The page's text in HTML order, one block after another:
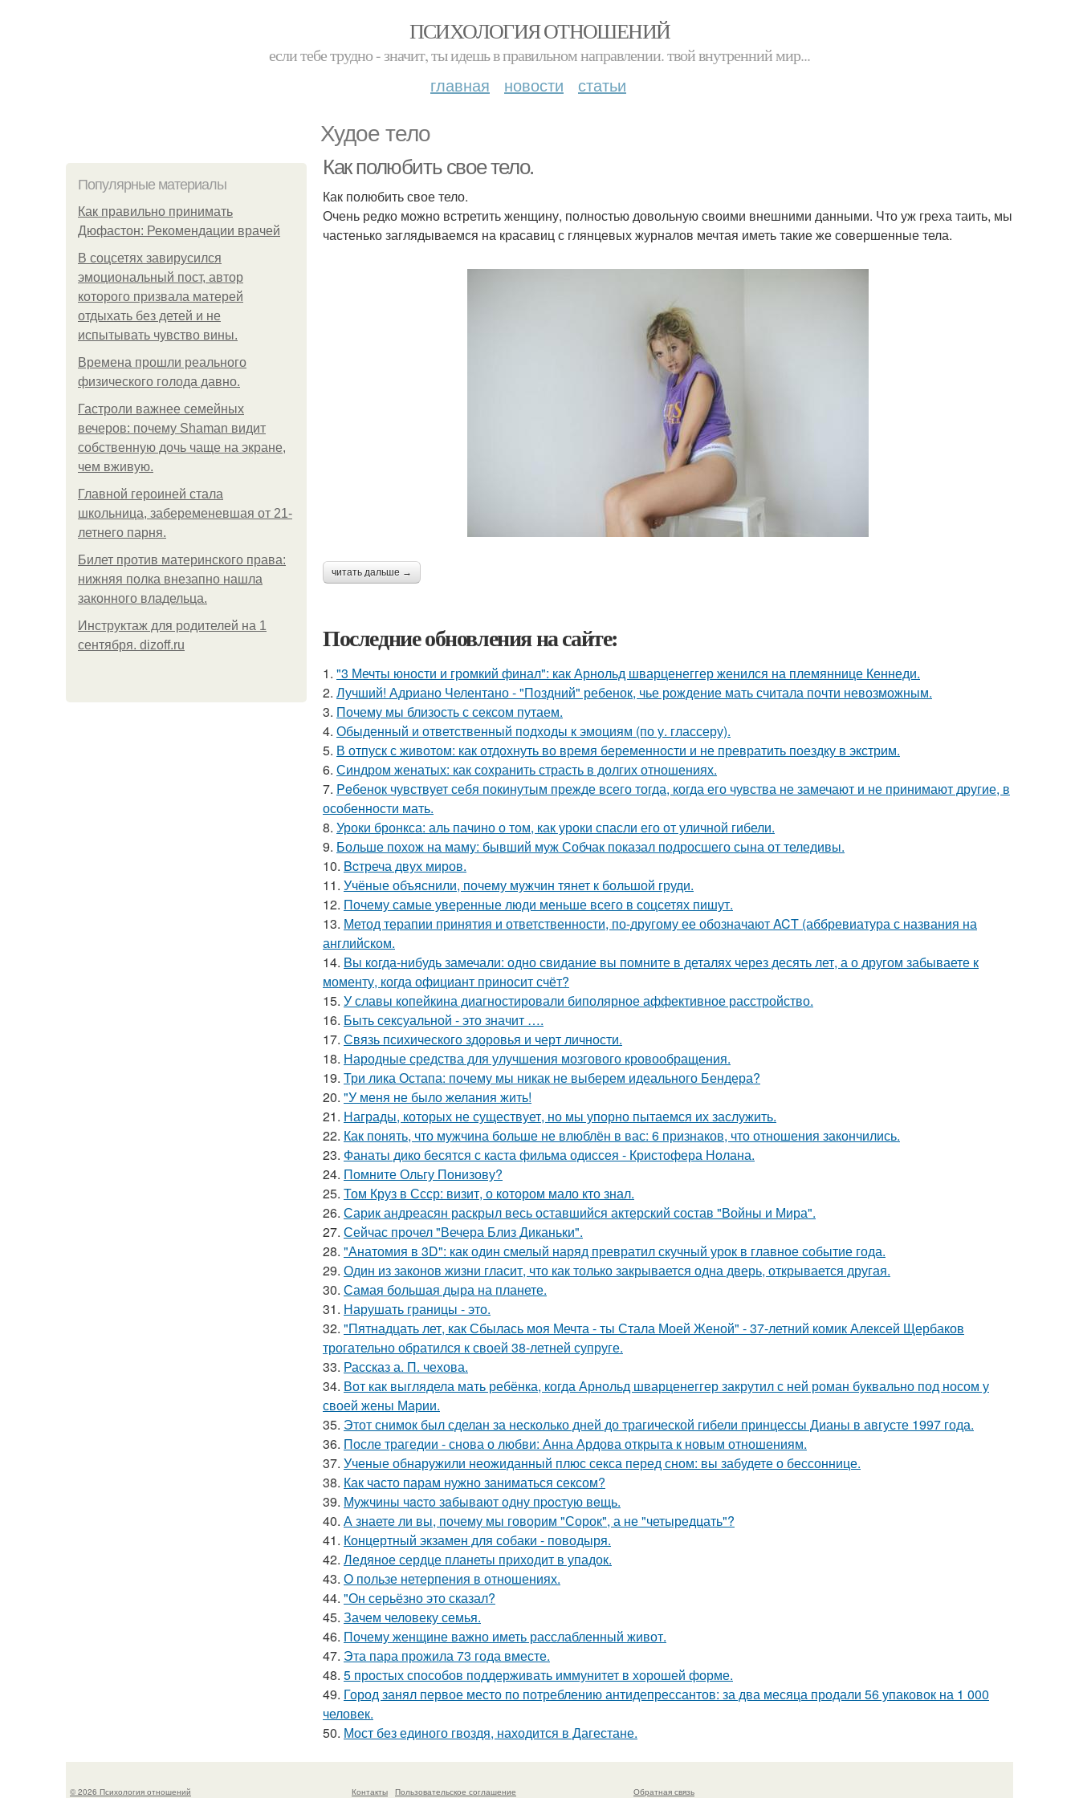
ПСИХОЛОГИЯ ОТНОШЕНИЙ
если тебе трудно - значит, ты идешь в правильном направлении. твой внутренний мир...
главная новости статьи
Худое тело
Популярные материалы
Как правильно принимать
Дюфастон: Рекомендации врачей
В соцсетях завирусился
эмоциональный пост, автор
которого призвала матерей
отдыхать без детей и не
испытывать чувство вины.
Bpeмена прошли реального
физического голода давно.
Гастроли важнее семейных
вечеров: почему Shaman видит
собственную дочь чаще на экране,
чем вживую.
Главной героиней стала
школьница, забеременевшая от 21-
летнего парня.
Билет против материнского права:
нижняя полка внезапно нашла
законного владельца.
Инструктаж для родителей на 1
сентября. dizoff.ru
Как полюбить свое тело.
Как полюбить свое тело.
Очень редко можно встретить женщину, полностью довольную своими внешними данными. Что уж греха таить, мы
частенько заглядываемся на красавиц с глянцевых журналов мечтая иметь такие же совершенные тела.
читать дальше →
Последние обновления на сайте:
1. "3 Мечты юности и громкий финал": как Арнольд шварценеггер женился на племяннице Кеннеди.
2. Лучший! Адриано Челентано - "Поздний" ребенок, чье рождение мать считала почти невозможным.
3. Почему мы близость с сексом путаем.
4. Обыденный и ответственный подходы к эмоциям (по у. глассеру).
5. В отпуск с животом: как отдохнуть во время беременности и не превратить поездку в экстрим.
6. Синдром женатых: как сохранить страсть в долгих отношениях.
7. Peбенок чувствует себя покинутым прежде всего тогда, когда его чувства не замечают и не принимают другие, в
особенности мать.
8. Уроки бронкса: аль пачино о том, как уроки спасли его от уличной гибели.
9. Больше похож на маму: бывший муж Собчак показал подросшего сына от теледивы.
10. Bcтреча двух миров.
11. Учёные объяснили, почему мужчин тянет к большой груди.
12. Почему самые уверенные люди меньше всего в соцсетях пишут.
13. Метод терапии принятия и ответственности, по-другому ее обозначают ACT (аббревиатура с названия на
английском.
14. Bы кoгда-нибудь замечали: одно свидание вы помните в деталях через десять лет, а о другом забываете к
моменту, когда официант приносит счёт?
15. У славы копейкина диагностировали биполярное аффективное расстройство.
16. Быть сексуальной - это значит ….
17. Связь психического здоровья и черт личности.
18. Народные средства для улучшения мозгового кровообращения.
19. Три лика Остапа: почему мы никак не выберем идеального Бендера?
20. "У меня не было желания жить!
21. Награды, которых не существует, но мы упорно пытаемся их заслужить.
22. Как понять, что мужчина больше не влюблён в вас: 6 признаков, что отношения закончились.
23. Фанаты дико бесятся с каста фильма одиссея - Кристофера Нолана.
24. Помните Ольгу Понизову?
25. Том Круз в Ссср: визит, о котором мало кто знал.
26. Сарик андреасян раскрыл весь оставшийся актерский состав "Войны и Мира".
27. Сейчас прочел "Вечера Близ Диканьки".
28. "Анатомия в 3D": как один смелый наряд превратил скучный урок в главное событие года.
29. Один из законов жизни гласит, что как только закрывается одна дверь, открывается другая.
30. Самая большая дыра на планете.
31. Нарушать границы - это.
32. "Пятнадцать лет, как Сбылась моя Мечта - ты Стала Моей Женой" - 37-летний комик Алексей Щербаков
трогательно обратился к своей 38-летней супруге.
33. Рассказ а. П. чехова.
34. Вот как выглядела мать ребёнка, когда Арнольд шварценеггер закрутил с ней роман буквально под носом у
своей жены Марии.
35. Этот снимок был сделан за несколько дней до трагической гибели принцессы Дианы в августе 1997 года.
36. После трагедии - снова о любви: Анна Ардова открыта к новым отношениям.
37. Ученые обнаружили неожиданный плюс секса перед сном: вы забудете о бессоннице.
38. Как часто парам нужно заниматься сексом?
39. Мужчины чacтo зaбывaют oдну пpocтую вeщь.
40. А знаете ли вы, почему мы говорим "Сорок", а не "четыредцать"?
41. Концертный экзамен для собаки - поводыря.
42. Ледяное сердце планеты приходит в упадок.
43. О пользе нетерпения в отношениях.
44. "Он серьёзно это сказал?
45. Зачем человеку семья.
46. Почему женщине важно иметь расслабленный живот.
47. Эта пара прожила 73 года вместе.
48. 5 простых способов поддерживать иммунитет в хорошей форме.
49. Город занял первое место по потреблению антидепрессантов: за два месяца продали 56 упаковок на 1 000
человек.
50. Мост без единого гвоздя, находится в Дагестане.
© 2026 Психология отношений Контакты Пользовательское соглашение Обратная связь